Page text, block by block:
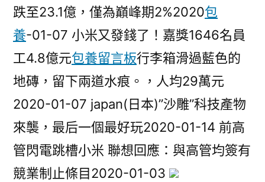
跌至23.1億，僅為巔峰期2%2020包
養-01-07 小米又發錢了！嘉獎1646名員
工4.8億元包養留言板行李箱滑過藍色的
地磚，留下兩道水痕。，人均29萬元
2020-01-07 japan(日本)”沙雕”科技產物
來襲，最后一個最好玩2020-01-14 前高
管閃電跳槽小米 聯想回應：與高管均簽有
競業制止條目2020-01-03